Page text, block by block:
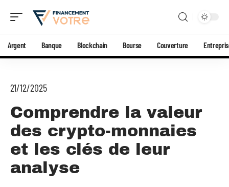
Argent Banque Blockchain Bourse Couverture
21/12/2025
Comprendre la valeur
des crypto-monnaies
et les clés de leur
analyse